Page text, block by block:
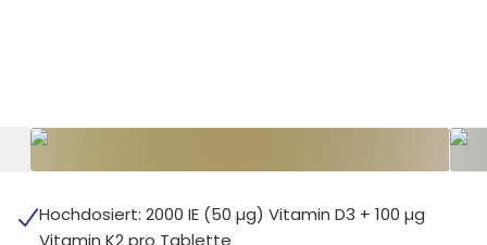
Hochdosiert: 2000 IE (50 µg) Vitamin D3 + 100 µg
Vitamin K2 pro Tablette